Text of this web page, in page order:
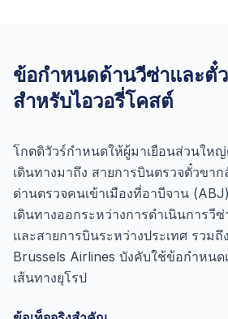
ข้อกำหนดด้านวีซ่าและตั๋
สำหรับไอวอรี่โคสต์
โกตดิวัวร์กำหนดให้ผู้มาเยือนส่วนให
เดินทางมาถึง สายการบินตรวจตั๋วขา
ด่านตรวจคนเข้าเมืองที่อาบีจาน
เดินทางออกระหว่างการดำเนินการวี
และสายการบินระหว่างประเทศ รวม
Brussels Airlines บังคับใช้ข้อกำหนด
เส้นทางยุโรป